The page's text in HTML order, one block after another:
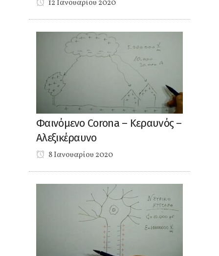
12 Ιανουαρίου 2020
Φαινόμενο Corona – Κεραυνός –
Αλεξικέραυνο
8 Ιανουαρίου 2020